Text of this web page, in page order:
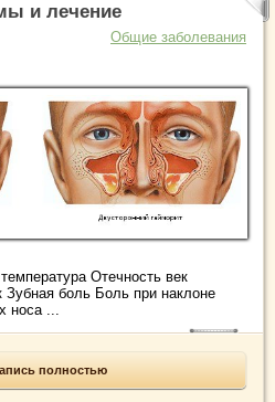
и лечение
Общие заболевания
Отечность век
боль Боль при наклоне
носа ...
полностью